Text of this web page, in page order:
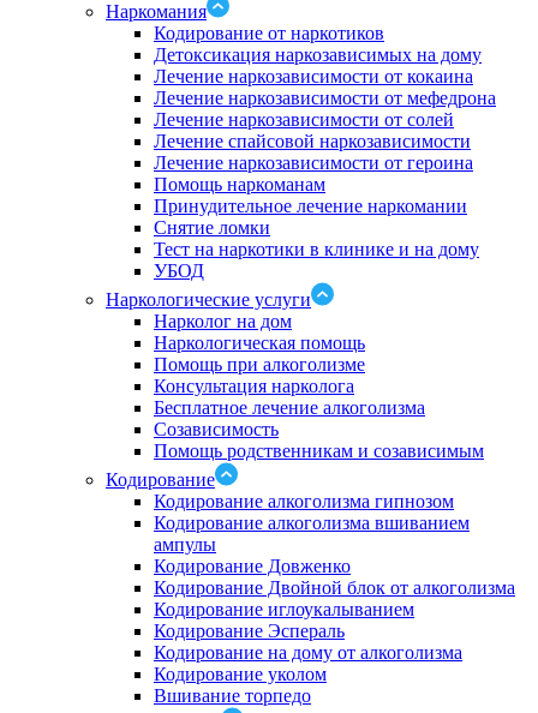
Наркомания
Кодирование от наркотиков
Детоксикация наркозависимых на дому
Лечение наркозависимости от кокаина
Лечение наркозависимости от мефедрона
Лечение наркозависимости от солей
Лечение спайсовой наркозависимости
Лечение наркозависимости от героина
Помощь наркоманам
Принудительное лечение наркомании
Снятие ломки
Тест на наркотики в клинике и на дому
УБОД
Наркологические услуги
Нарколог на дом
Наркологическая помощь
Помощь при алкоголизме
Консультация нарколога
Бесплатное лечение алкоголизма
Созависимость
Помощь родственникам и созависимым
Кодирование
Кодирование алкоголизма гипнозом
Кодирование алкоголизма вшиванием
ампулы
Кодирование Довженко
Кодирование Двойной блок от алкоголизма
Кодирование иглоукалыванием
Кодирование Эспераль
Кодирование на дому от алкоголизма
Кодирование уколом
Вшивание торпедо